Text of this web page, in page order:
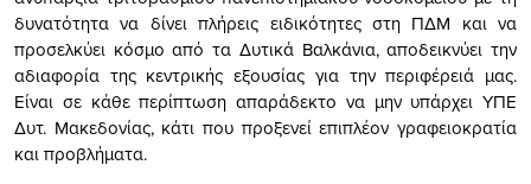
δυνατότητα να δίνει πλήρεις ειδικότητες στη ΠΔΜ και να
προσελκύει κόσμο από τα Δυτικά Βαλκάνια, αποδεικνύει την
αδιαφορία της κεντρικής εξουσίας για την περιφέρειά μας.
Είναι σε κάθε περίπτωση απαράδεκτο να μην υπάρχει ΥΠΕ
Δυτ. Μακεδονίας, κάτι που προξενεί επιπλέον γραφειοκρατία
και προβλήματα.